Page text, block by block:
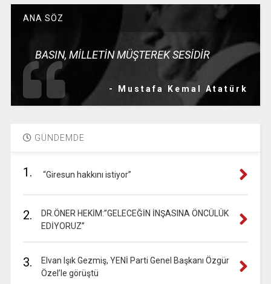
ANA SÖZ
BASIN, MİLLETİN MÜŞTEREK SESİDİR
- Mustafa Kemal Atatürk
GÜNDEMDE
1. “Giresun hakkını istiyor”
2.
DR.ÖNER HEKİM:”GELECEĞİN İNŞASINA ÖNCÜLÜK
EDİYORUZ”
3.
Elvan Işık Gezmiş, YENİ Parti Genel Başkanı Özgür
Özel’le görüştü